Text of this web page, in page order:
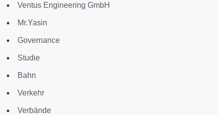
Ventus Engineering GmbH
Mr.Yasin
Governance
Studie
Bahn
Verkehr
Verbände